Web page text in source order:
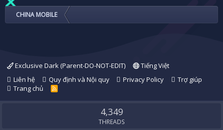
CHINA MOBILE
Exclusive Dark (Parent-DO-NOT-EDIT)
Tiếng Việt
Liên hệ
Quy định và Nội quy Privacy Policy
Trợ giúp
Trang chủ
R
S
4,349
THREADS